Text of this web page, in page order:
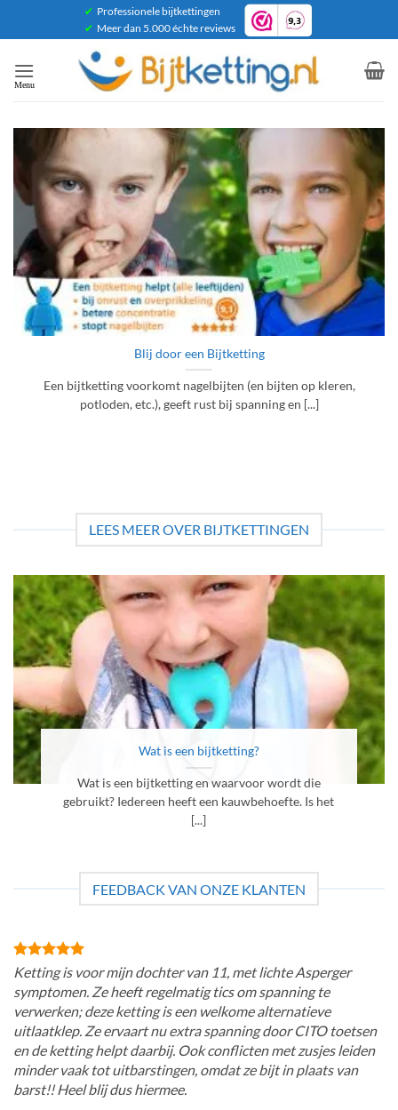
✔ Professionele bijtkettingen
✔ Meer dan 5.000 échte reviews
Blij door een Bijtketting
Een bijtketting voorkomt nagelbijten (en bijten op kleren,
potloden, etc.), geeft rust bij spanning en [...]
LEES MEER OVER BIJTKETTINGEN
Wat is een bijtketting?
Wat is een bijtketting en waarvoor wordt die
gebruikt? Iedereen heeft een kauwbehoefte. Is het
[...]
FEEDBACK VAN ONZE KLANTEN
Ketting is voor mijn dochter van 11, met lichte Asperger
symptomen. Ze heeft regelmatig tics om spanning te
verwerken; deze ketting is een welkome alternatieve
uitlaatklep. Ze ervaart nu extra spanning door CITO toetsen
en de ketting helpt daarbij. Ook conflicten met zusjes leiden
minder vaak tot uitbarstingen, omdat ze bijt in plaats van
barst!! Heel blij dus hiermee.